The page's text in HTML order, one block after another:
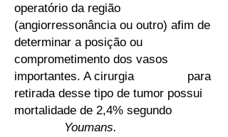
operatório da região
(angiorressonância ou outro) afim de
determinar a posição ou
comprometimento dos vasos
importantes. A cirurgia para
retirada desse tipo de tumor possui
mortalidade de 2,4% segundo
Youmans.